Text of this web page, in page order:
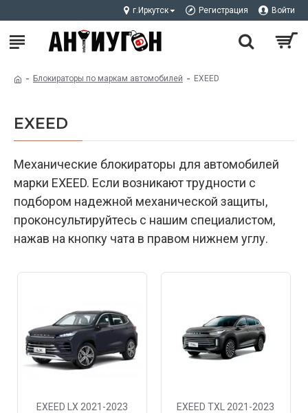
г.Иркутск Регистрация Войти
Блокираторы по маркам автомобилей EXEED
EXEED
Механические блокираторы для автомобилей
марки EXEED. Если возникают трудности с
подбором надежной механической защиты,
проконсультируйтесь с нашим специалистом,
нажав на кнопку чата в правом нижнем углу.
EXEED LX 2021-2023 EXEED TXL 2021-2023